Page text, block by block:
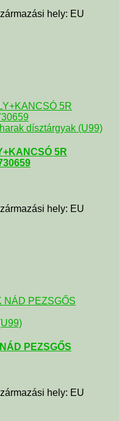
hely: EU
dísztárgyak (U99)
5R
hely: EU
PEZSGŐS
hely: EU